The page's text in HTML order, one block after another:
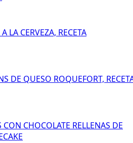
LA CERVEZA, RECETA
DE QUESO ROQUEFORT,
CON CHOCOLATE RELLENAS DE